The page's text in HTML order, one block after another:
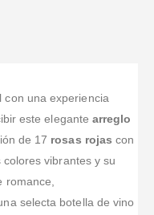
con una experiencia
este elegante arreglo
de 17 rosas rojas con
vibrantes y su
selecta botella de vino